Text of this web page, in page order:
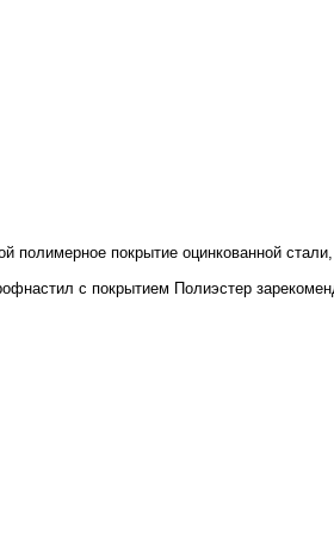
полимерное покрытие оцинкованной
с покрытием Полиэстер